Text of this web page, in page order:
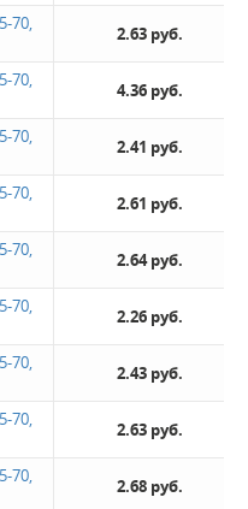
70,
2.63 руб.
70,
4.36 руб.
70,
2.41 руб.
70,
2.61 руб.
70,
2.64 руб.
70,
2.26 руб.
70,
2.43 руб.
70,
2.63 руб.
70,
2.68 руб.